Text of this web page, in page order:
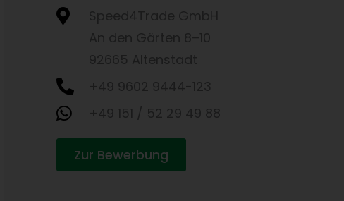
Zur Bewerbung